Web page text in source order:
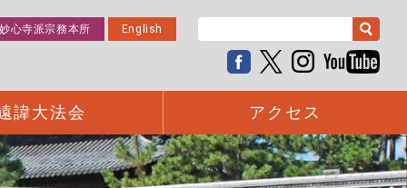
心寺派宗務本所 English
諱大法会 アクセス